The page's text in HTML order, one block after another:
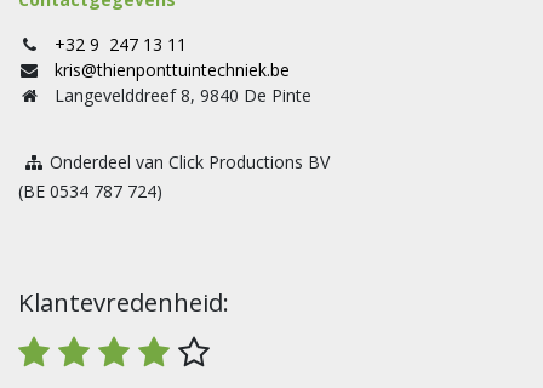
+32 9 247 13 11
kris@thienponttuintechniek.be
Langevelddreef 8, 9840 De Pinte
Onderdeel van Click Productions BV
(BE 0534 787 724)
Klantevredenheid: